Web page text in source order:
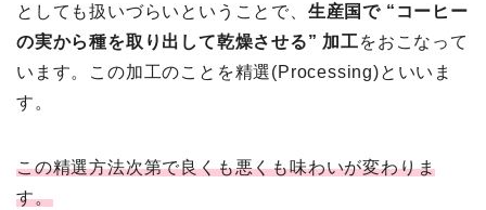
としても扱いづらいということで、 ⽣産国で “コーヒー
の実から種を取り出して乾燥させる” 加⼯をおこなって
います。この加⼯のことを精選(Processing)といいま
す。
この精選⽅法次第で良くも悪くも味わいが変わりま
す。